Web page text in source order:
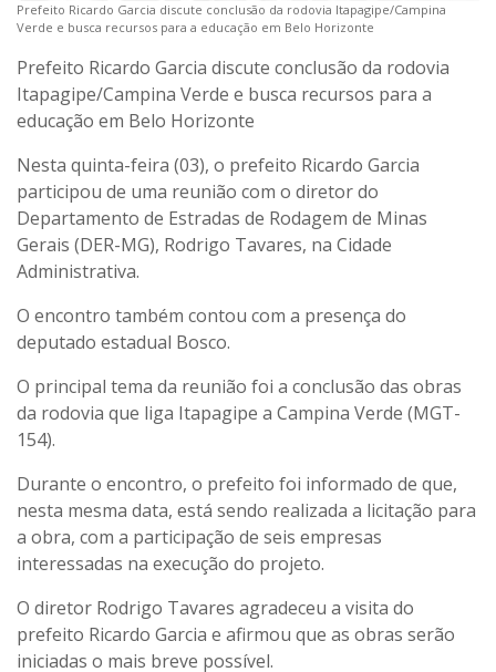
Prefeito Ricardo Garcia discute conclusão da rodovia Itapagipe/Campina
Verde e busca recursos para a educação em Belo Horizonte
Prefeito Ricardo Garcia discute conclusão da rodovia
Itapagipe/Campina Verde e busca recursos para a
educação em Belo Horizonte
Nesta quinta-feira (03), o prefeito Ricardo Garcia
participou de uma reunião com o diretor do
Departamento de Estradas de Rodagem de Minas
Gerais (DER-MG), Rodrigo Tavares, na Cidade
Administrativa.
O encontro também contou com a presença do
deputado estadual Bosco.
O principal tema da reunião foi a conclusão das obras
da rodovia que liga Itapagipe a Campina Verde (MGT-
154).
Durante o encontro, o prefeito foi informado de que,
nesta mesma data, está sendo realizada a licitação para
a obra, com a participação de seis empresas
interessadas na execução do projeto.
O diretor Rodrigo Tavares agradeceu a visita do
prefeito Ricardo Garcia e afirmou que as obras serão
iniciadas o mais breve possível.